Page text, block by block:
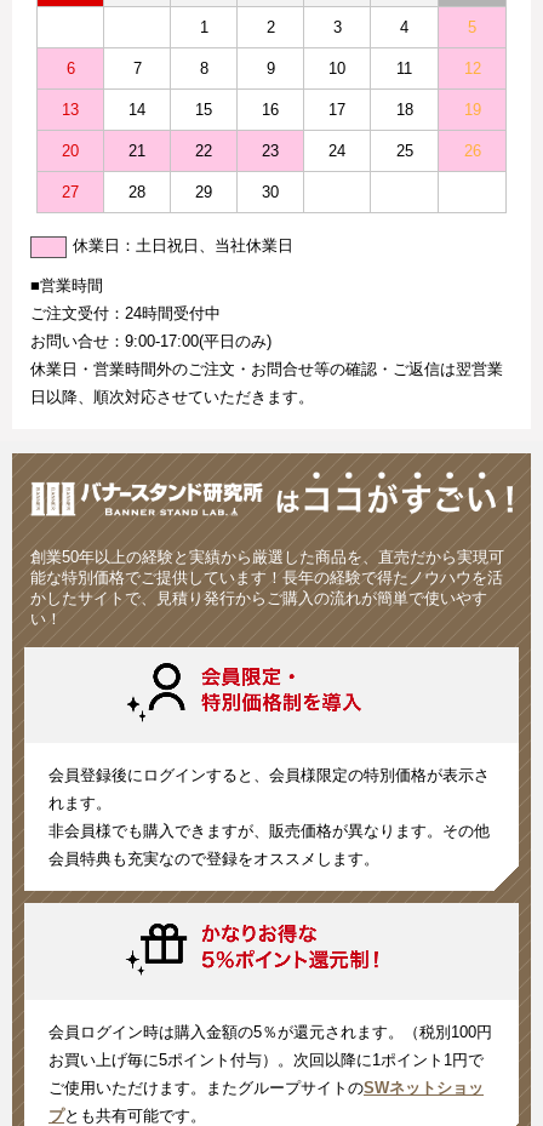
1 2 3 4 5
6 7 8 9 10 11 12
13 14 15 16 17 18 19
20 21 22 23 24 25 26
27 28 29 30
休業日：土日祝日、当社休業日
■営業時間
ご注文受付：24時間受付中
お問い合せ：9:00-17:00(平日のみ)
休業日・営業時間外のご注文・お問合せ等の確認・ご返信は翌営業
日以降、順次対応させていただきます。
創業50年以上の経験と実績から厳選した商品を、直売だから実現可
能な特別価格でご提供しています！長年の経験で得たノウハウを活
かしたサイトで、見積り発行からご購入の流れが簡単で使いやす
い！
会員登録後にログインすると、会員様限定の特別価格が表示さ
れます。
非会員様でも購入できますが、販売価格が異なります。その他
会員特典も充実なので登録をオススメします。
会員ログイン時は購入金額の5％が還元されます。（税別100円
お買い上げ毎に5ポイント付与）。次回以降に1ポイント1円で
ご使用いただけます。またグループサイトのSWネットショッ
プとも共有可能です。